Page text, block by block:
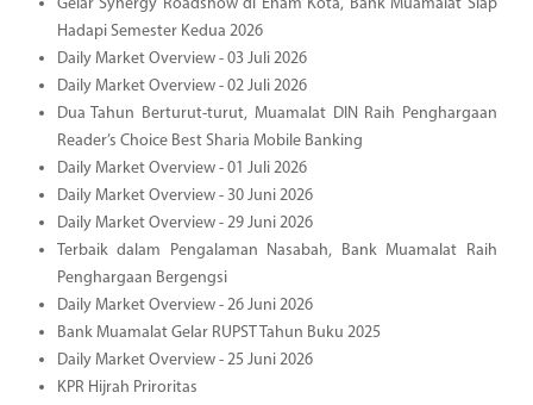
Gelar Synergy Roadshow di Enam Kota, Bank Muamalat Siap
Hadapi Semester Kedua 2026
Daily Market Overview - 03 Juli 2026
Daily Market Overview - 02 Juli 2026
Dua Tahun Berturut-turut, Muamalat DIN Raih Penghargaan
Reader’s Choice Best Sharia Mobile Banking
Daily Market Overview - 01 Juli 2026
Daily Market Overview - 30 Juni 2026
Daily Market Overview - 29 Juni 2026
Terbaik dalam Pengalaman Nasabah, Bank Muamalat Raih
Penghargaan Bergengsi
Daily Market Overview - 26 Juni 2026
Bank Muamalat Gelar RUPST Tahun Buku 2025
Daily Market Overview - 25 Juni 2026
KPR Hijrah Priroritas